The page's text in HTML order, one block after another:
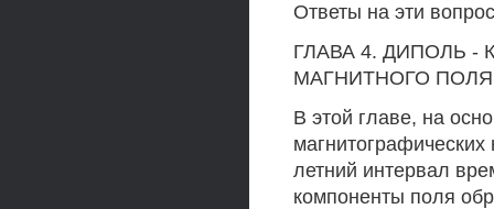
Ответы на эти
ГЛАВА 4. ДИПОЛЬ
МАГНИТНОГО
В этой главе, на
летний интервал
компоненты поля